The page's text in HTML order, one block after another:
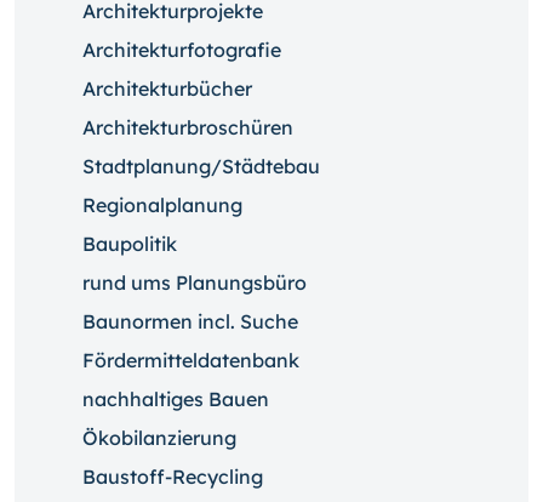
Architekturprojekte
Architekturfotografie
Architekturbücher
Architekturbroschüren
Stadtplanung/Städtebau
Regionalplanung
Baupolitik
rund ums Planungsbüro
Baunormen incl. Suche
Fördermitteldatenbank
nachhaltiges Bauen
Ökobilanzierung
Baustoff-Recycling